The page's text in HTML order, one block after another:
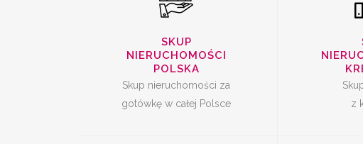
SKUP
NIERUCHOMOŚCI
POLSKA
Skup nieruchomości za
gotówkę w całej Polsce
z
SKUP UDZIAŁÓW W
NIERUCHOMOŚCI